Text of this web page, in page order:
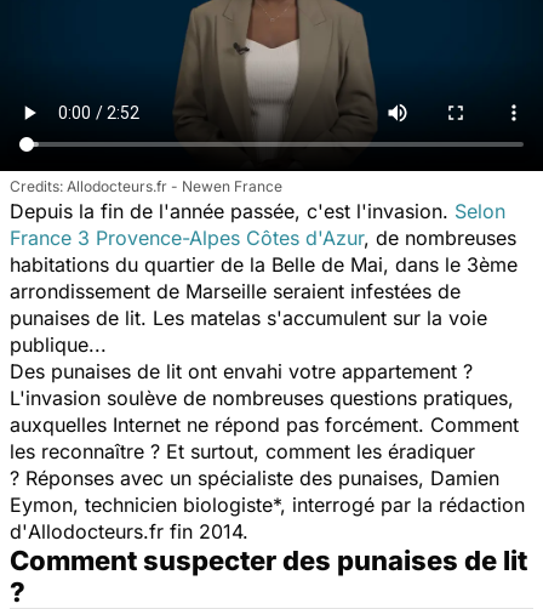
Allodocteurs.fr - Newen France
Depuis la fin de l'année passée, c'est l'invasion. Selon
France 3 Provence-Alpes Côtes d'Azur, de nombreuses
habitations du quartier de la Belle de Mai, dans le 3ème
arrondissement de Marseille seraient infestées de
punaises de lit. Les matelas s'accumulent sur la voie
publique...
Des punaises de lit ont envahi votre appartement ?
L'invasion soulève de nombreuses questions pratiques,
auxquelles Internet ne répond pas forcément. Comment
les reconnaître ? Et surtout, comment les éradiquer
? Réponses avec un spécialiste des punaises, Damien
Eymon, technicien biologiste*, interrogé par la rédaction
d'Allodocteurs.fr fin 2014.
Comment suspecter des punaises de lit
?